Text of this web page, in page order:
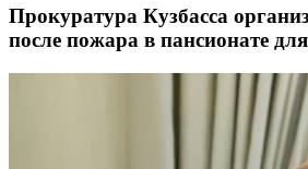
Прокуратура Кузбасса
после пожара в пансионате